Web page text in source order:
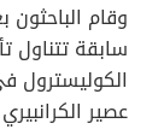
سابقة تتناول
الكوليسترول
عصير